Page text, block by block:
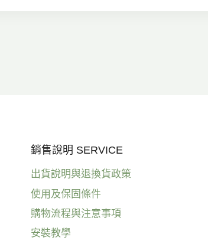
銷售說明 SERVICE
出貨說明與退換貨政策
使用及保固條件
購物流程與注意事項
安裝教學